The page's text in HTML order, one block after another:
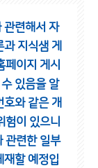
관련해서 자
지식샘 게
페이지 게시
있음을 알
호와 같은 개
험이 있으니
관련한 일부
재할 예정입